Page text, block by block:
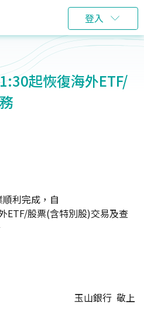
登入
起恢復海外ETF/
利完成，自
ETF/股票(含特別股)交易及查
玉山銀行 敬上